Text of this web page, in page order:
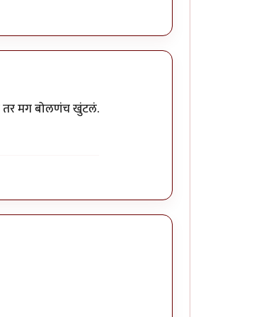
तर मग बोलणंच खुंटलं.